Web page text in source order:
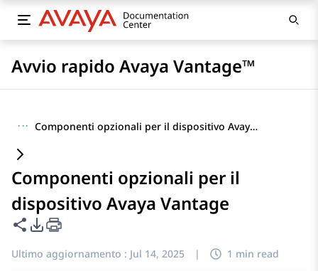
Avvio rapido Avaya Vantage™
··· Componenti opzionali per il dispositivo Avaya Vantage
Componenti opzionali per il
dispositivo Avaya Vantage
Condividi questa pagina
Opzioni di esportazione PDF
Ultimo aggiornamento : Jul 14, 2025 | 1 min read